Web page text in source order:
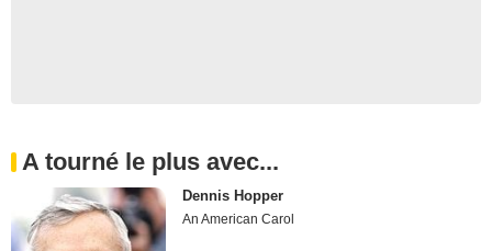
A tourné le plus avec...
Dennis Hopper
An American Carol